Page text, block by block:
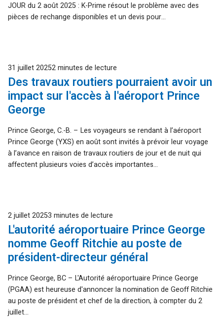
JOUR du 2 août 2025 : K-Prime résout le problème avec des
pièces de rechange disponibles et un devis pour…
Publié
31 juillet 20252 minutes de lecture
Des travaux routiers pourraient avoir un
impact sur l'accès à l'aéroport Prince
George
Prince George, C.-B. – Les voyageurs se rendant à l’aéroport
Prince George (YXS) en août sont invités à prévoir leur voyage
à l’avance en raison de travaux routiers de jour et de nuit qui
affectent plusieurs voies d’accès importantes...
Publié
2 juillet 20253 minutes de lecture
L'autorité aéroportuaire Prince George
nomme Geoff Ritchie au poste de
président-directeur général
Prince George, BC – L'Autorité aéroportuaire Prince George
(PGAA) est heureuse d'annoncer la nomination de Geoff Ritchie
au poste de président et chef de la direction, à compter du 2
juillet...